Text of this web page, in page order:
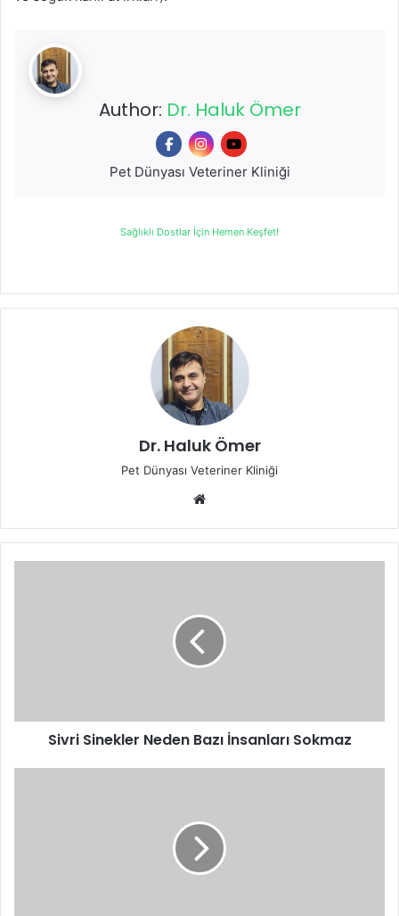
Author: Dr. Haluk Ömer
Pet Dünyası Veteriner Kliniği
Sağlıklı Dostlar İçin Hemen Keşfet!
Dr. Haluk Ömer
Pet Dünyası Veteriner Kliniği
Sivri Sinekler Neden Bazı İnsanları Sokmaz